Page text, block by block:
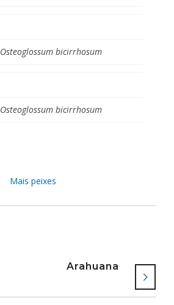
Osteoglossum bicirrhosum
Osteoglossum bicirrhosum
Mais peixes
Arahuana